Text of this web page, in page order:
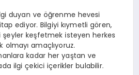
duyan ve öğrenme hevesi
ediyor. Bilgiyi kıymetli gören,
keşfetmek isteyen herkes
olmayı amaçlıyoruz.
kadar her yaştan ve
ilgi çekici içerikler bulabilir.